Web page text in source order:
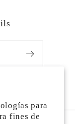
para
fines de